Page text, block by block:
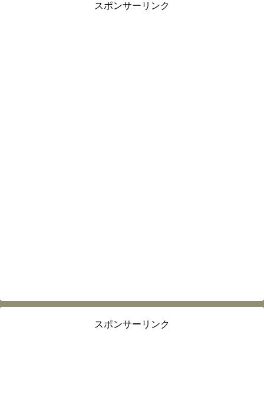
スポンサーリンク
スポンサーリンク